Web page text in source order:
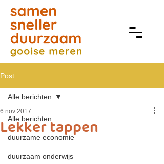
Post
Alle berichten
duurzame economie
duurzaam onderwijs
Alle berichten
Lekker tappen
6 nov 2017